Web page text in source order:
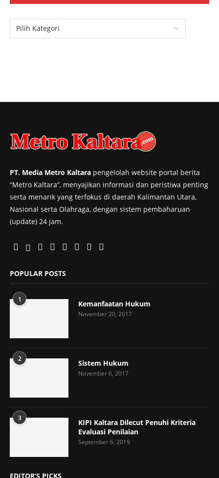
PT. Media Metro Kaltara pengelolah website portal berita
“Metro Kaltara”, menyajikan informasi dan peristiwa penting
serta menarik yang terfokus di daerah Kalimantan Utara,
Nasional serta Olahraga, dengan sistem pembaharuan
(update) 24 jam.
POPULAR POSTS
1 Kemanfaatan Hukum
November 20, 2017
2 Sistem Hukum
November 6, 2017
3
KIPI Kaltara Dilecut Penuhi Kriteria
Evaluasi Penilaian
September 6, 2019
EDITOR’S PICKS